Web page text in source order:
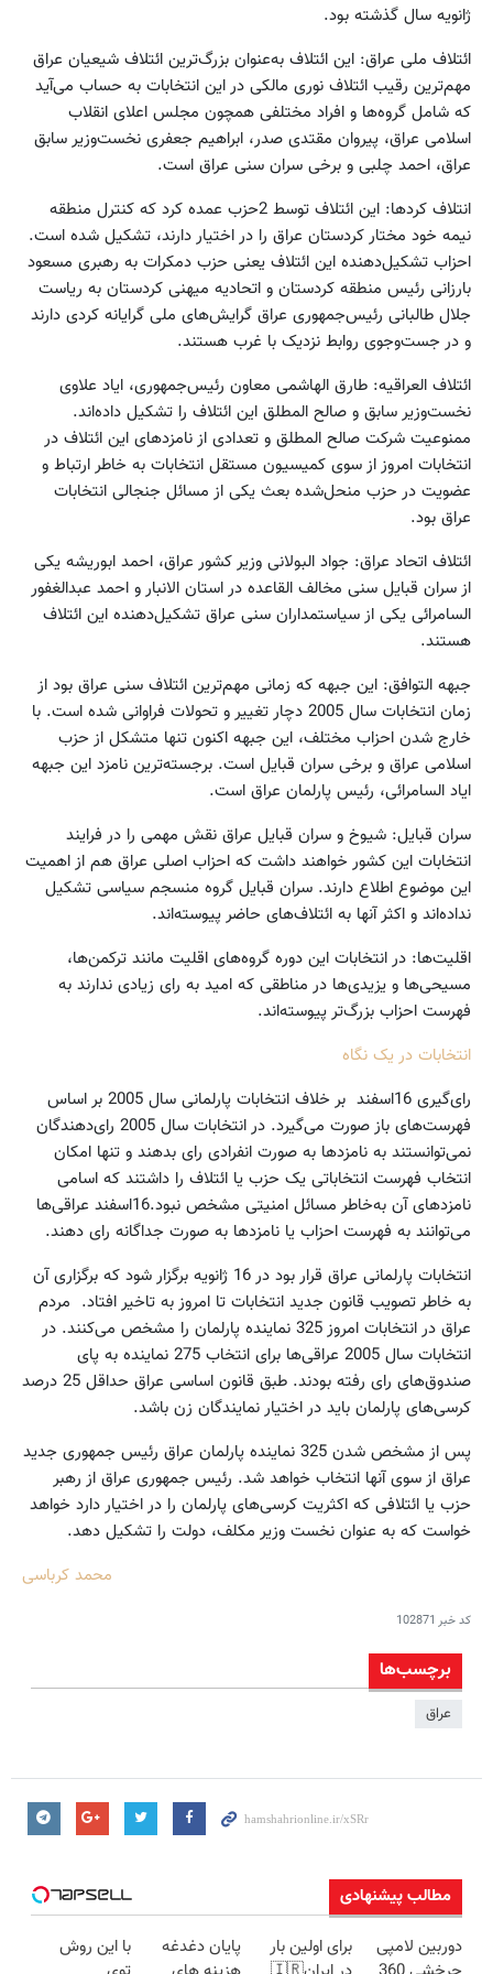
ژانویه سال گذشته بود.
ائتلاف ملی عراق: این ائتلاف به‌عنوان بزرگ‌ترین ائتلاف شیعیان عراق
مهم‌ترین رقیب ائتلاف نوری مالکی در این انتخابات به حساب می‌آید
که شامل گروه‌ها و افراد مختلفی همچون مجلس اعلای انقلاب
اسلامی عراق، پیروان مقتدی صدر، ابراهیم جعفری نخست‌وزیر سابق
عراق، احمد چلبی و برخی سران سنی عراق است.
انتلاف کردها: این ائتلاف توسط 2حزب عمده کرد که کنترل منطقه
نیمه خود مختار کردستان عراق را در اختیار دارند، تشکیل شده است.
احزاب تشکیل‌دهنده این ائتلاف یعنی حزب دمکرات به رهبری مسعود
بارزانی رئیس منطقه کردستان و اتحادیه میهنی کردستان به ریاست
جلال طالبانی رئیس‌جمهوری عراق گرایش‌های ملی گرایانه کردی دارند
و در جست‌وجوی روابط نزدیک با غرب هستند.
ائتلاف العراقیه: طارق الهاشمی معاون رئیس‌جمهوری، ایاد علاوی
نخست‌وزیر سابق و صالح المطلق این ائتلاف را تشکیل داده‌اند.
ممنوعیت شرکت صالح المطلق و تعدادی از نامزدهای این ائتلاف در
انتخابات امروز از سوی کمیسیون مستقل انتخابات به خاطر ارتباط و
عضویت در حزب منحل‌شده بعث یکی از مسائل جنجالی انتخابات
عراق بود.
ائتلاف اتحاد عراق: جواد البولانی وزیر کشور عراق، احمد ابوریشه یکی
از سران قبایل سنی مخالف القاعده در استان الانبار و احمد عبدالغفور
السامرائی یکی از سیاستمداران سنی عراق تشکیل‌دهنده این ائتلاف
هستند.
جبهه التوافق: این جبهه که زمانی مهم‌ترین ائتلاف سنی عراق بود از
زمان انتخابات سال 2005 دچار تغییر و تحولات فراوانی شده است. با
خارج شدن احزاب مختلف، این جبهه اکنون تنها متشکل از حزب
اسلامی عراق و برخی سران قبایل است. برجسته‌ترین نامزد این جبهه
ایاد السامرائی، رئیس پارلمان عراق است.
سران قبایل: شیوخ و سران قبایل عراق نقش مهمی را در فرایند
انتخابات این کشور خواهند داشت که احزاب اصلی عراق هم از اهمیت
این موضوع اطلاع دارند. سران قبایل گروه منسجم سیاسی تشکیل
نداده‌اند و اکثر آنها به ائتلاف‌های حاضر پیوسته‌اند.
اقلیت‌ها: در انتخابات این دوره گروه‌های اقلیت مانند ترکمن‌ها،
مسیحی‌ها و یزیدی‌ها در مناطقی که امید به رای زیادی ندارند به
فهرست احزاب بزرگ‌تر پیوسته‌اند.
انتخابات در یک نگاه
رای‌گیری 16اسفند بر خلاف انتخابات پارلمانی سال 2005 بر اساس
فهرست‌های باز صورت می‌گیرد. در انتخابات سال 2005 رای‌دهندگان
نمی‌توانستند به نامزدها به صورت انفرادی رای بدهند و تنها امکان
انتخاب فهرست انتخاباتی یک حزب یا ائتلاف را داشتند که اسامی
نامزدهای آن به‌خاطر مسائل امنیتی مشخص نبود.16اسفند عراقی‌ها
می‌توانند به فهرست احزاب یا نامزدها به صورت جداگانه رای دهند.
انتخابات پارلمانی عراق قرار بود در 16 ژانویه برگزار شود که برگزاری آن
به خاطر تصویب قانون جدید انتخابات تا امروز به تاخیر افتاد. مردم
عراق در انتخابات امروز 325 نماینده پارلمان را مشخص می‌کنند. در
انتخابات سال 2005 عراقی‌ها برای انتخاب 275 نماینده به پای
صندوق‌های رای رفته بودند. طبق قانون اساسی عراق حداقل 25 درصد
کرسی‌های پارلمان باید در اختیار نمایندگان زن باشد.
پس از مشخص شدن 325 نماینده پارلمان عراق رئیس جمهوری جدید
عراق از سوی آنها انتخاب خواهد شد. رئیس جمهوری عراق از رهبر
حزب یا ائتلافی که اکثریت کرسی‌های پارلمان را در اختیار دارد خواهد
خواست که به عنوان نخست وزیر مکلف، دولت را تشکیل دهد.
محمد کرباسی
کد خبر 102871
برچسب‌ها
عراق
مطالب پیشنهادی
دوربین لامپی
برای اولین بار
پایان دغدغه
با این روش